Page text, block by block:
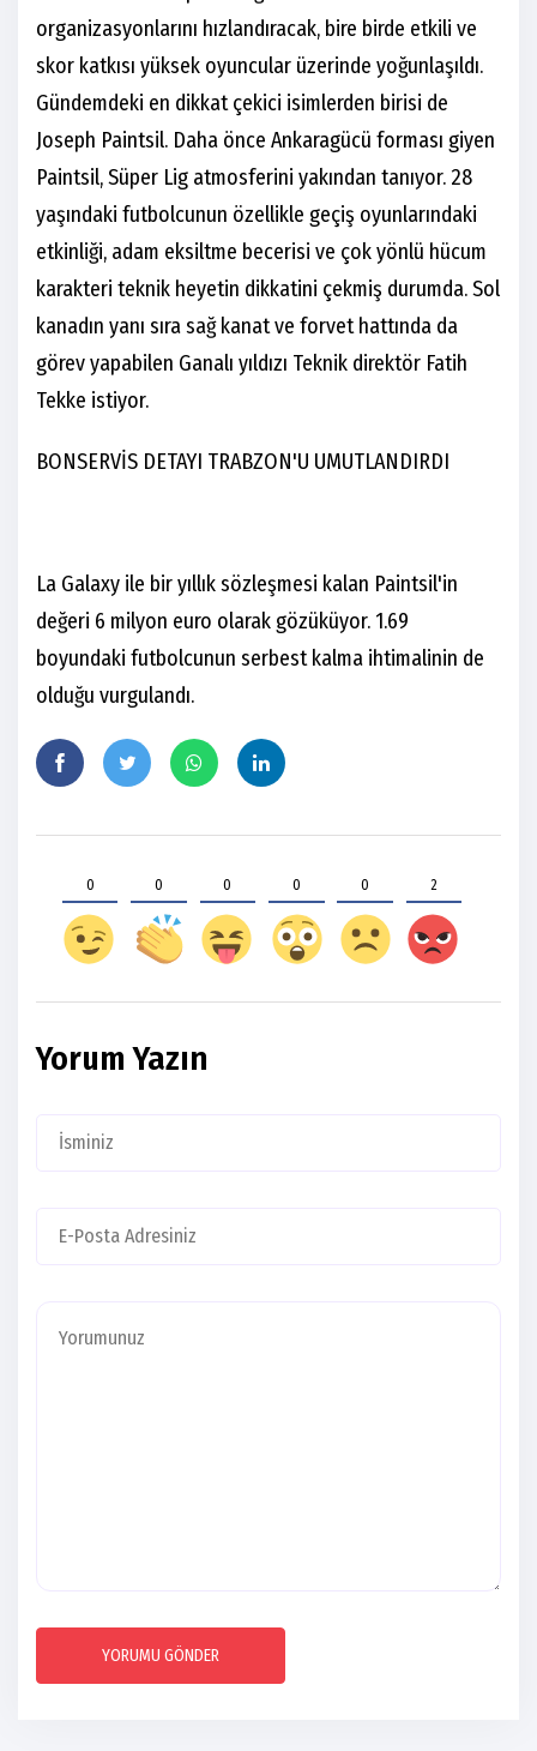
organizasyonlarını hızlandıracak, bire birde etkili ve
skor katkısı yüksek oyuncular üzerinde yoğunlaşıldı.
Gündemdeki en dikkat çekici isimlerden birisi de
Joseph Paintsil. Daha önce Ankaragücü forması giyen
Paintsil, Süper Lig atmosferini yakından tanıyor. 28
yaşındaki futbolcunun özellikle geçiş oyunlarındaki
etkinliği, adam eksiltme becerisi ve çok yönlü hücum
karakteri teknik heyetin dikkatini çekmiş durumda. Sol
kanadın yanı sıra sağ kanat ve forvet hattında da
görev yapabilen Ganalı yıldızı Teknik direktör Fatih
Tekke istiyor.
BONSERVİS DETAYI TRABZON'U UMUTLANDIRDI
La Galaxy ile bir yıllık sözleşmesi kalan Paintsil'in
değeri 6 milyon euro olarak gözüküyor. 1.69
boyundaki futbolcunun serbest kalma ihtimalinin de
olduğu vurgulandı.
0 0 0 0 0 2
Yorum Yazın
YORUMU GÖNDER